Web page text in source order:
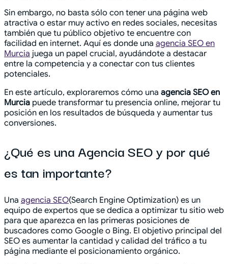
Sin embargo, no basta sólo con tener una página web
atractiva o estar muy activo en redes sociales, necesitas
también que tu público objetivo te encuentre con
facilidad en internet. Aquí es donde una agencia SEO en
Murcia juega un papel crucial, ayudándote a destacar
entre la competencia y a conectar con tus clientes
potenciales.
En este artículo, exploraremos cómo una agencia SEO en
Murcia puede transformar tu presencia online, mejorar tu
posición en los resultados de búsqueda y aumentar tus
conversiones.
¿Qué es una Agencia SEO y por qué
es tan importante?
Una agencia SEO(Search Engine Optimization) es un
equipo de expertos que se dedica a optimizar tu sitio web
para que aparezca en las primeras posiciones de
buscadores como Google o Bing. El objetivo principal del
SEO es aumentar la cantidad y calidad del tráfico a tu
página mediante el posicionamiento orgánico.